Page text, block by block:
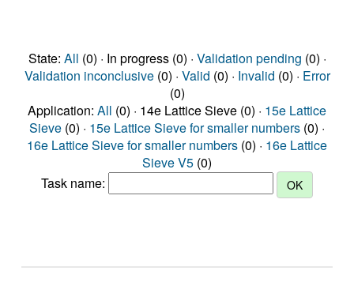
State: All (0) · In progress (0) · Validation pending (0) ·
Validation inconclusive(0) · Valid (0) · Invalid (0) · Error
(0)
Application: All (0) · 14e Lattice Sieve (0) · 15e Lattice
Sieve (0) · 15e Lattice Sieve for smaller numbers (0) ·
16e Lattice Sieve for smaller numbers (0) · 16e Lattice
Sieve V5 (0)
Task name: